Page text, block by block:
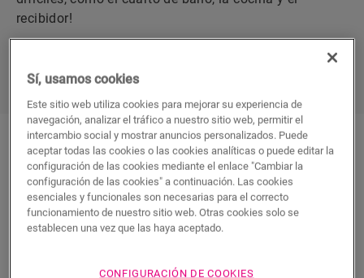
recibidor!
CÓMO GARANTIZAMOS
SU DISFRUTE A LARGO
PLAZO
Sí, usamos cookies
Este sitio web utiliza cookies para mejorar su experiencia de
navegación, analizar el tráfico a nuestro sitio web, permitir el
intercambio social y mostrar anuncios personalizados. Puede
aceptar todas las cookies o las cookies analíticas o puede editar la
configuración de las cookies mediante el enlace "Cambiar la
configuración de las cookies" a continuación. Las cookies
esenciales y funcionales son necesarias para el correcto
funcionamiento de nuestro sitio web. Otras cookies solo se
establecen una vez que las haya aceptado.
CONFIGURACIÓN DE COOKIES